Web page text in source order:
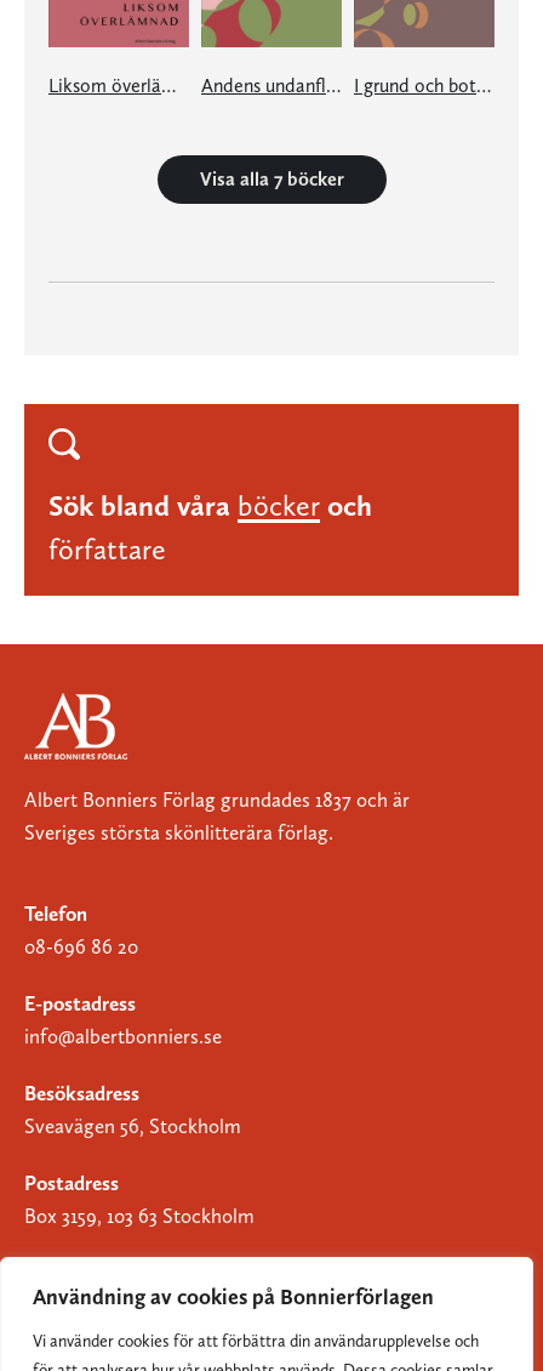
Användning av cookies på Bonnierförlagen
Vi använder cookies för att förbättra din användarupplevelse och
Liksom överlämnad Andens undanflykt I grund och botten
Visa alla 7 böcker
Sök bland våra böcker och
författare
Albert Bonniers Förlag grundades 1837 och är
Sveriges största skönlitterära förlag.
Telefon
08-696 86 20
E-postadress
info@albertbonniers.se
Besöksadress
Sveavägen 56, Stockholm
Postadress
Box 3159, 103 63 Stockholm
Om Bonnierförlagen